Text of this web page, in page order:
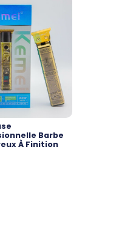
Barbe
À Finition